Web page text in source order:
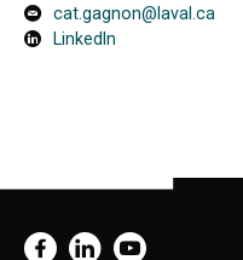
cat.gagnon@laval.ca
LinkedIn